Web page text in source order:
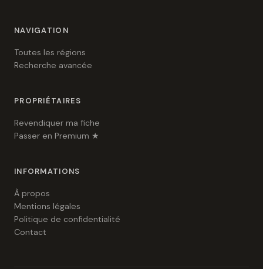
NAVIGATION
Toutes les régions
Recherche avancée
PROPRIÉTAIRES
Revendiquer ma fiche
Passer en Premium ★
INFORMATIONS
À propos
Mentions légales
Politique de confidentialité
Contact